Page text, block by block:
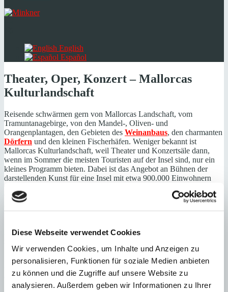
Diese Webseite verwendet Cookies
Wir verwenden Cookies, um Inhalte und Anzeigen zu
personalisieren, Funktionen für soziale Medien anbieten
zu können und die Zugriffe auf unsere Website zu
analysieren. Außerdem geben wir Informationen zu Ihrer
English
Español
Theater, Oper, Konzert – Mallorcas
Kulturlandschaft
Reisende schwärmen gern von Mallorcas Landschaft, vom
Tramuntanagebirge, von den Mandel-, Oliven- und
Orangenplantagen, den Gebieten des Weinanbaus, den charmanten
Dörfern und den kleinen Fischerhäfen. Weniger bekannt ist
Mallorcas Kulturlandschaft, weil Theater und Konzertsäle dann,
wenn im Sommer die meisten Touristen auf der Insel sind, nur ein
kleines Programm bieten. Dabei ist das Angebot an Bühnen der
darstellenden Kunst für eine Insel mit etwa 900.000 Einwohnern
von denen wir Ihnen hier mit dem Auditorium, dem Teatre Principal,
dem Trui Teatre und dem Teatre Municipal Xesc Forteza nur einige
Auch inselweit gibt es unzählige kleine und größere Bühnen wie
Son Servera, Alaro, Arta, Capdpera, Petra, Andratx, Cala Millor.
Diese Häuser sind bestens besucht und zeigen das große Interesse
und die Teilhabe der Mallorquiner an der Kultur. In Zeiten der
Covid19-Pandemie waren viele der Veranstaltungshäuser
geschlossen, und Mallorcas Künstler bewiesen in bewundernswerter